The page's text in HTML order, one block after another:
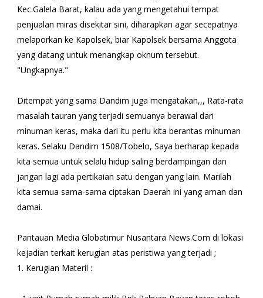
Kec.Galela Barat, kalau ada yang mengetahui tempat
penjualan miras disekitar sini, diharapkan agar secepatnya
melaporkan ke Kapolsek, biar Kapolsek bersama Anggota
yang datang untuk menangkap oknum tersebut.
"Ungkapnya."
Ditempat yang sama Dandim juga mengatakan,,, Rata-rata
masalah tauran yang terjadi semuanya berawal dari
minuman keras, maka dari itu perlu kita berantas minuman
keras. Selaku Dandim 1508/Tobelo, Saya berharap kepada
kita semua untuk selalu hidup saling berdampingan dan
jangan lagi ada pertikaian satu dengan yang lain. Marilah
kita semua sama-sama ciptakan Daerah ini yang aman dan
damai.
Pantauan Media Globatimur Nusantara News.Com di lokasi
kejadian terkait kerugian atas peristiwa yang terjadi ;
1. Kerugian Materil :